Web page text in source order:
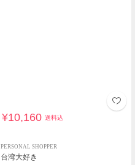
¥10,160送料込
PERSONAL SHOPPER
台湾大好き